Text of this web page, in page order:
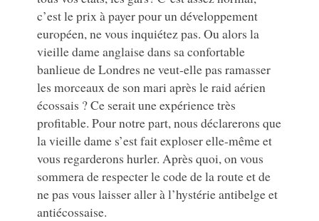
c’est le prix à payer pour un développement
européen, ne vous inquiétez pas. Ou alors la
vieille dame anglaise dans sa confortable
banlieue de Londres ne veut-elle pas ramasser
les morceaux de son mari après le raid aérien
écossais ? Ce serait une expérience très
profitable. Pour notre part, nous déclarerons que
la vieille dame s’est fait exploser elle-même et
vous regarderons hurler. Après quoi, on vous
sommera de respecter le code de la route et de
ne pas vous laisser aller à l’hystérie antibelge et
antiécossaise.